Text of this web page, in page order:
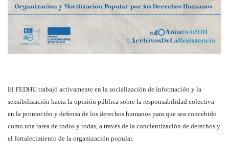
El FEDHU trabajó activamente en la socialización de información y la
sensibilización hacia la opinión pública sobre la responsabilidad colectiva
en la promoción y defensa de los derechos humanos para que sea concebido
como una tarea de todos y todas, a través de la concientización de derechos y
el fortalecimiento de la organización popular.